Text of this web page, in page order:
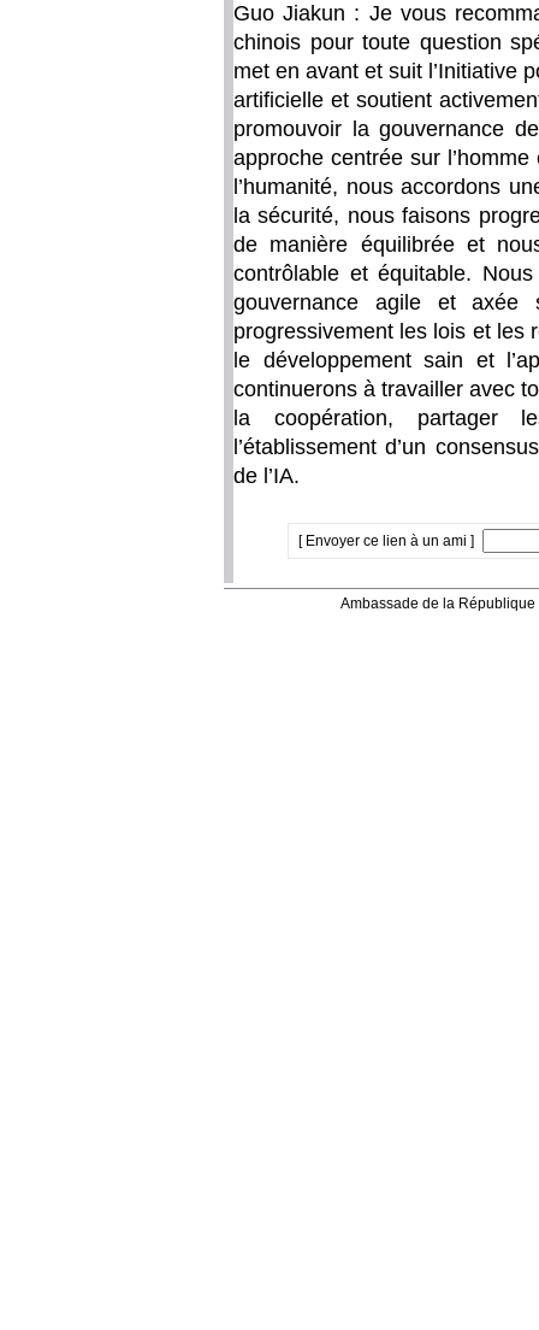
Guo Jiakun : Je vous
chinois pour toute question
met en avant et suit l’Initiative
artificielle et soutient
promouvoir la gouvernance
approche centrée sur
l’humanité, nous accordons
la sécurité, nous faisons
de manière équilibrée et
contrôlable et équitable.
gouvernance agile et
progressivement les lois et les
le développement sain et
continuerons à travailler avec
la coopération, partager
l’établissement d’un
de l’IA.
[ Envoyer ce lien à un ami ]
Ambassade de la